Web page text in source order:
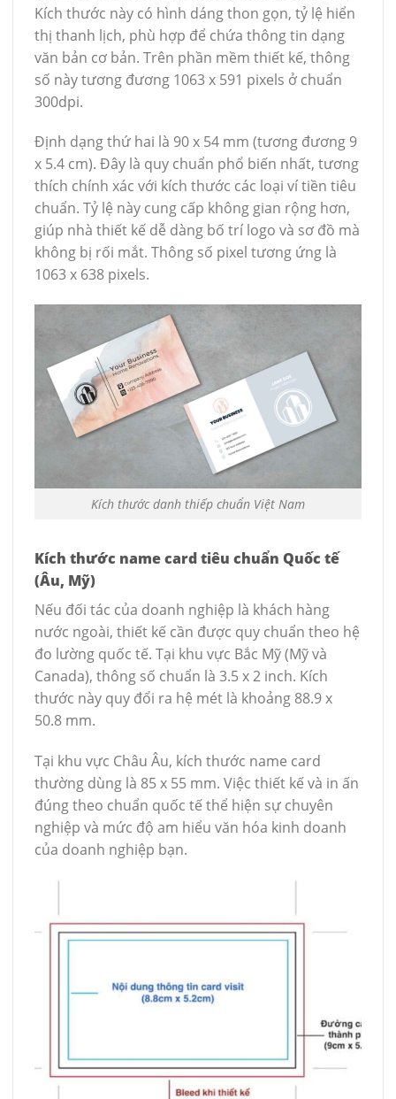
Kích thước này có hình dáng thon gọn, tỷ lệ hiển
thị thanh lịch, phù hợp để chứa thông tin dạng
văn bản cơ bản. Trên phần mềm thiết kế, thông
số này tương đương 1063 x 591 pixels ở chuẩn
300dpi.
Định dạng thứ hai là 90 x 54 mm (tương đương 9
x 5.4 cm). Đây là quy chuẩn phổ biến nhất, tương
thích chính xác với kích thước các loại ví tiền tiêu
chuẩn. Tỷ lệ này cung cấp không gian rộng hơn,
giúp nhà thiết kế dễ dàng bố trí logo và sơ đồ mà
không bị rối mắt. Thông số pixel tương ứng là
1063 x 638 pixels.
Kích thước danh thiếp chuẩn Việt Nam
Kích thước name card tiêu chuẩn Quốc tế
(Âu, Mỹ)
Nếu đối tác của doanh nghiệp là khách hàng
nước ngoài, thiết kế cần được quy chuẩn theo hệ
đo lường quốc tế. Tại khu vực Bắc Mỹ (Mỹ và
Canada), thông số chuẩn là 3.5 x 2 inch. Kích
thước này quy đổi ra hệ mét là khoảng 88.9 x
50.8 mm.
Tại khu vực Châu Âu, kích thước name card
thường dùng là 85 x 55 mm. Việc thiết kế và in ấn
đúng theo chuẩn quốc tế thể hiện sự chuyên
nghiệp và mức độ am hiểu văn hóa kinh doanh
của doanh nghiệp bạn.